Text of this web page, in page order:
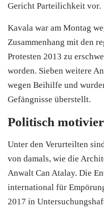
Gericht Parteilichkeit vor.
Kavala war am Montag
Zusammenhang mit den
Protesten 2013 zu
worden. Sieben weitere
wegen Beihilfe und
Gefängnisse überstellt.
Politisch
Unter den Verurteilten
von damals, wie die
Anwalt Can Atalay. Die
international für
2017 in